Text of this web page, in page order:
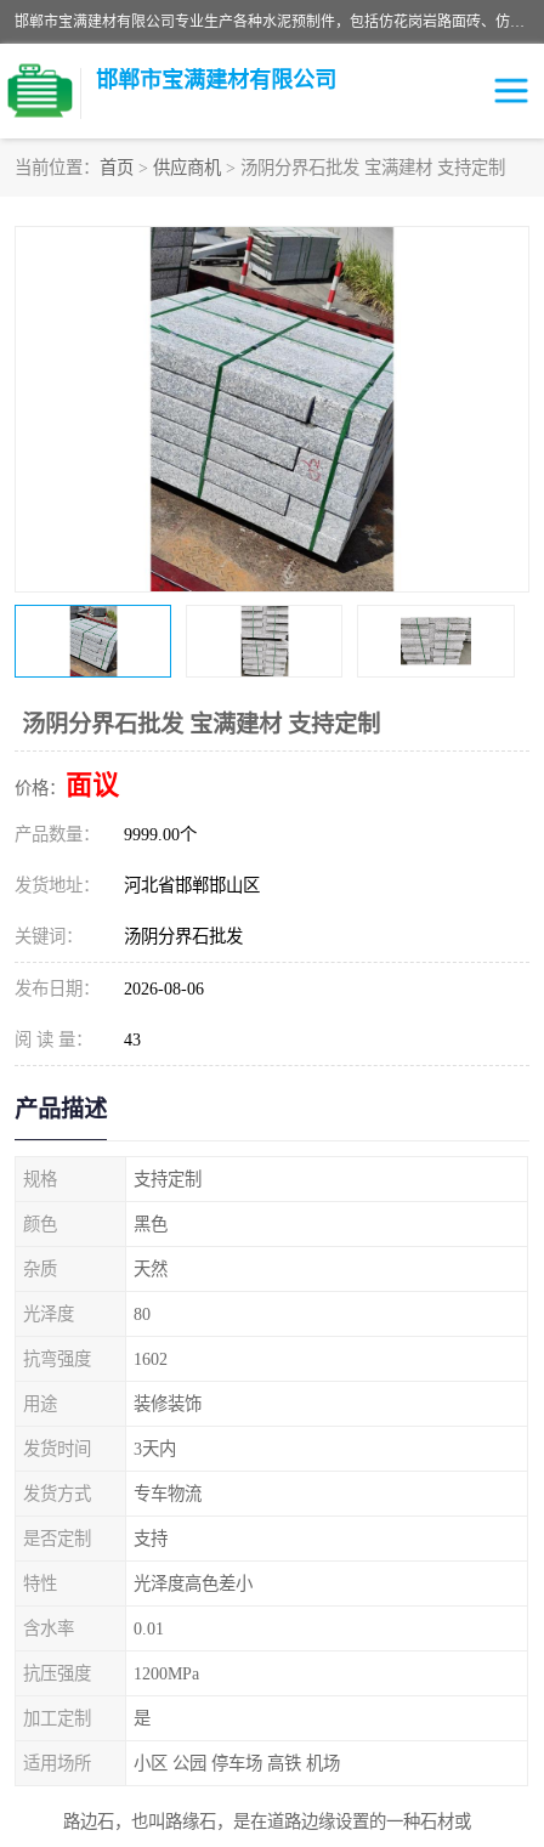
邯郸市宝满建材有限公司专业生产各种水泥预制件，包括仿花岗岩路面砖、仿花岗岩人行道砖、仿花岗岩路侧石、烧结砖、植草砖、码头砖连锁块、仿花岗岩路侧石、沙井盖、水泥盖板等各种水泥制品
邯郸市宝满建材有限公司
当前位置： 首页 > 供应商机 > 汤阴分界石批发 宝满建材 支持定制
汤阴分界石批发 宝满建材 支持定制
价格： 面议
产品数量： 9999.00个
发货地址： 河北省邯郸邯山区
关键词： 汤阴分界石批发
发布日期： 2026-08-06
阅 读 量： 43
产品描述
规格 支持定制
颜色 黑色
杂质 天然
光泽度 80
抗弯强度 1602
用途 装修装饰
发货时间 3天内
发货方式 专车物流
是否定制 支持
特性 光泽度高色差小
含水率 0.01
抗压强度 1200MPa
加工定制 是
适用场所 小区 公园 停车场 高铁 机场
路边石，也叫路缘石，是在道路边缘设置的一种石材或
混凝土路沿石
便道砖
花岗岩路岩石 盲道砖
pc仿石砖